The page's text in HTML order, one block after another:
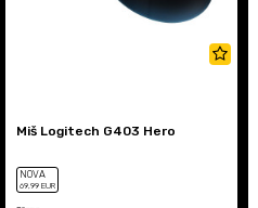
Miš Logitech G403 Hero
NOVA
69,99 EUR